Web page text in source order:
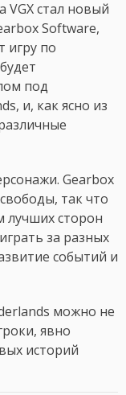
стал новый
Software,
игру по
под
и, как ясно из
Gearbox
так что
лучших сторон
за разных
событий и
можно не
явно
историй